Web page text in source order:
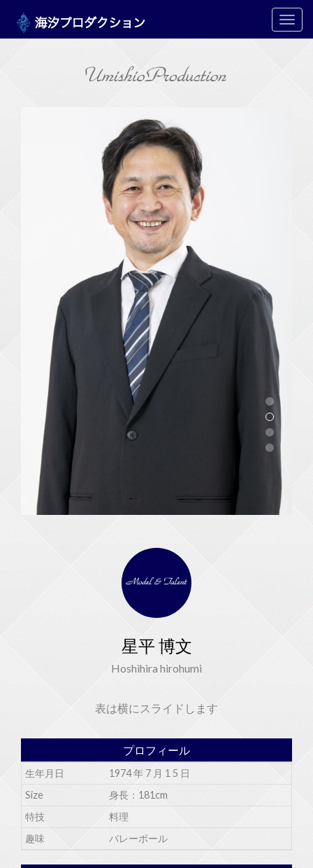
メ
ニ
星平 博文
Hoshihira hirohumi
表は横にスライドします
プロフィール
生年月日
1974 年 7 月 1 5 日
Size
身長：181cm
特技
料理
趣味
バレーボール